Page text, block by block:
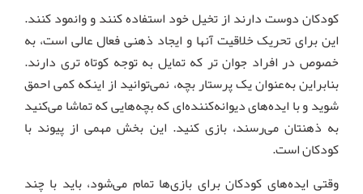
کودکان دوست دارند از تخیل خود استفاده کنند و وانمود کنند.
این برای تحریک خلاقیت آنها و ایجاد ذهنی فعال عالی است، به
خصوص در افراد جوان تر که تمایل به توجه کوتاه تری دارند.
بنابراین به‌عنوان یک پرستار بچه، نمی‌توانید از اینکه کمی احمق
شوید و با ایده‌های دیوانه‌کننده‌ای که بچه‌هایی که تماشا می‌کنید
به ذهنتان می‌رسند، بازی کنید. این بخش مهمی از پیوند با
کودکان است.
وقتی ایده‌های کودکان برای بازی‌ها تمام می‌شود، باید با چند